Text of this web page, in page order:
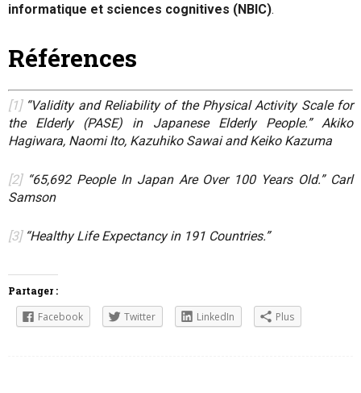
informatique et sciences cognitives (NBIC).
Références
[1]“Validity and Reliability of the Physical Activity Scale for
the Elderly (PASE) in Japanese Elderly People.” Akiko
Hagiwara, Naomi Ito, Kazuhiko Sawai and Keiko Kazuma
[2]“65,692 People In Japan Are Over 100 Years Old.” Carl
Samson
[3]“Healthy Life Expectancy in 191 Countries.”
Partager :
Facebook Twitter LinkedIn Plus